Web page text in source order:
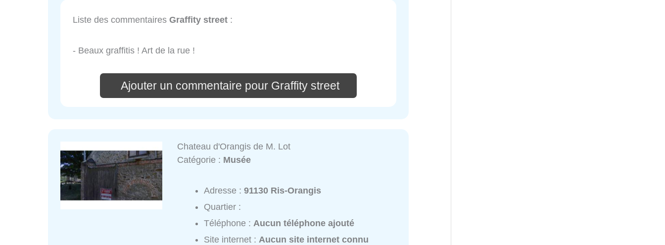
Liste des commentaires Graffity street :
- Beaux graffitis ! Art de la rue !
Ajouter un commentaire pour Graffity street
Chateau d'Orangis de M. Lot
Catégorie : Musée
Adresse :91130 Ris-Orangis
Quartier :
Téléphone : Aucun téléphone ajouté
Site internet : Aucun site internet connu